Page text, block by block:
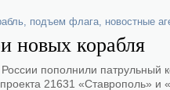
, подъем флага, новостные
корабля
пополнили патрульный
21631 «Ставрополь» и